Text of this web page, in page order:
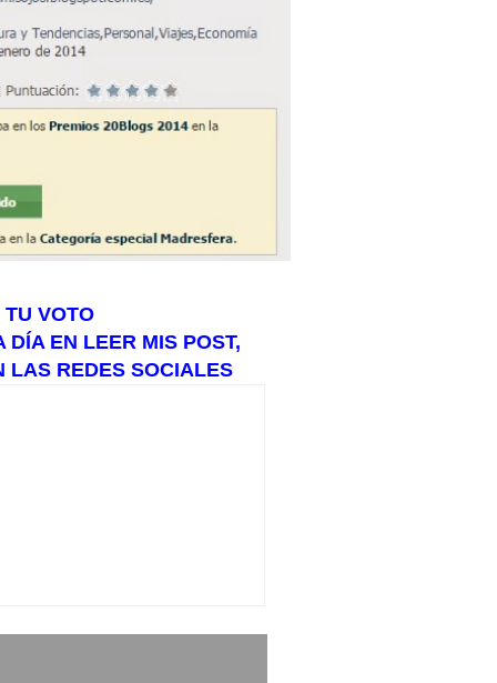
VOTO
EN LEER MIS POST,
LAS REDES SOCIALES